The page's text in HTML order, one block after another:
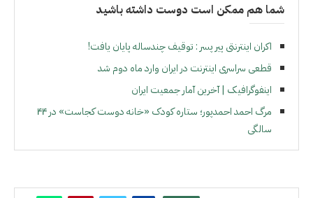
شما هم ممکن است دوست داشته باشید
اکران اینترنتی پیر پسر : توقیف چندساله پایان یافت!
قطعی سراسری اینترنت در ایران وارد ماه دوم شد
اینفوگرافیک | آخرین آمار جمعیت ایران
مرگ احمد احمدپور؛ ستاره کودک «خانه دوست کجاست» در ۴۴
سالگی